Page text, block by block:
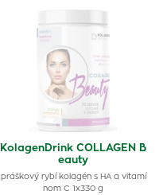
KolagenDrink COLLAGEN B
eauty
práškový rybí kolagén s HA a vitamí
nom C 1x330 g